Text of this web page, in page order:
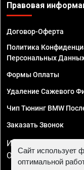
Правовая
Договор-Оферта
Политика
Персональных
Формы Оплаты
Удаление Сажевого
Чип Тюнинг BMW
Заказать Звонок
ИП Смирнов
ОГРНИП
Сайт использует
оптимальной